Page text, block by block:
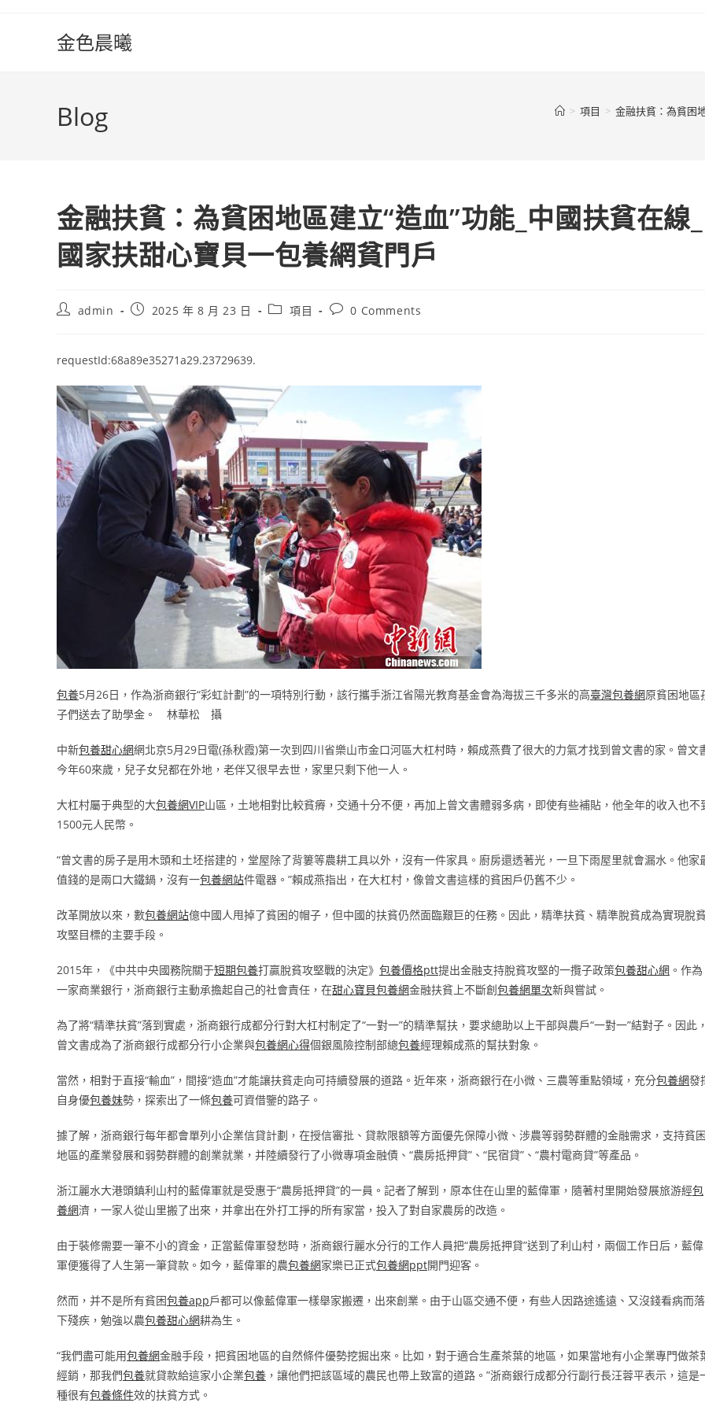
金色晨曦
Blog > 項目 > 金融扶貧：為貧困
金融扶貧：為貧困地區建立“造血”功能_中國扶貧在線_
國家扶甜心寶貝一包養網貧門戶
Postadmin
Post2025 年 8 月 23 日
Post項目
Post0 Comments
requestId:68a89e35271a29.23729639.
包養5月26日，作為浙商銀行“彩虹計劃”的一項特別行動，該行攜手浙江省陽光教育基金會為海拔三千多米的高臺灣包養網原貧困地區
子們送去了助學金。 林華松 攝
中新包養甜心網網北京5月29日電(孫秋霞)第一次到四川省樂山市金口河區大杠村時，賴成燕費了很大的力氣才找到曾文書的家。曾文
今年60來歲，兒子女兒都在外地，老伴又很早去世，家里只剩下他一人。
大杠村屬于典型的大包養網VIP山區，土地相對比較貧瘠，交通十分不便，再加上曾文書體弱多病，即使有些補貼，他全年的收入也不
1500元人民幣。
“曾文書的房子是用木頭和土坯搭建的，堂屋除了背簍等農耕工具以外，沒有一件家具。廚房還透著光，一旦下雨屋里就會漏水。他家
值錢的是兩口大鐵鍋，沒有一包養網站件電器。”賴成燕指出，在大杠村，像曾文書這樣的貧困戶仍舊不少。
改革開放以來，數包養網站億中國人甩掉了貧困的帽子，但中國的扶貧仍然面臨艱巨的任務。因此，精準扶貧、精準脫貧成為實現脫
攻堅目標的主要手段。
2015年，《中共中央國務院關于短期包養打贏脫貧攻堅戰的決定》 包養價格ptt提出金融支持脫貧攻堅的一攬子政策包養甜心網 。作為
一家商業銀行，浙商銀行主動承擔起自己的社會責任，在甜心寶貝包養網金融扶貧上不斷創包養網單次新與嘗試。
為了將“精準扶貧”落到實處，浙商銀行成都分行對大杠村制定了“一對一”的精準幫扶，要求總助以上干部與農戶“一對一”結對子。因此，
曾文書成為了浙商銀行成都分行小企業與包養網心得個銀風險控制部總包養經理賴成燕的幫扶對象。
當然，相對于直接“輸血”，間接“造血”才能讓扶貧走向可持續發展的道路。近年來，浙商銀行在小微、三農等重點領域，充分包養網發
自身優包養妹勢，探索出了一條包養可資借鑒的路子。
據了解，浙商銀行每年都會單列小企業信貸計劃，在授信審批、貸款限額等方面優先保障小微、涉農等弱勢群體的金融需求，支持貧困
地區的產業發展和弱勢群體的創業就業，并陸續發行了小微專項金融債、“農房抵押貸”、“民宿貸”、“農村電商貸”等產品。
浙江麗水大港頭鎮利山村的藍偉軍就是受惠于“農房抵押貸”的一員。記者了解到，原本住在山里的藍偉軍，隨著村里開始發展旅游經包
養網濟，一家人從山里搬了出來，并拿出在外打工掙的所有家當，投入了對自家農房的改造。
由于裝修需要一筆不小的資金，正當藍偉軍發愁時，浙商銀行麗水分行的工作人員把“農房抵押貸”送到了利山村，兩個工作日后，藍偉
軍便獲得了人生第一筆貸款。如今，藍偉軍的農包養網家樂已正式包養網ppt開門迎客。
然而，并不是所有貧困包養app戶都可以像藍偉軍一樣舉家搬遷，出來創業。由于山區交通不便，有些人因路途遙遠、又沒錢看病而落
下殘疾，勉強以農包養甜心網耕為生。
“我們盡可能用包養網金融手段，把貧困地區的自然條件優勢挖掘出來。比如，對于適合生產茶葉的地區，如果當地有小企業專門做茶
經銷，那我們包養就貸款給這家小企業包養 ，讓他們把該區域的農民也帶上致富的道路。”浙商銀行成都分行副行長汪蓉平表示，這是
種很有包養條件效的扶貧方式。